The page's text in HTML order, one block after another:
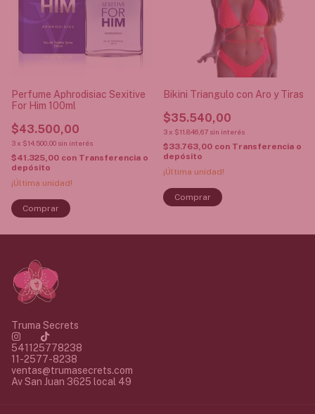
Perfume Aphrodisiac Sexitive
For Him 100ml
$43.500,00
3 x $14.500,00 sin interés
$41.325,00 con Transferencia o
depósito
¡Última unidad!
Bikini Triangulo con Aro y Tiras
$35.540,00
3 x $11.846,67 sin interés
$33.763,00 con Transferencia o
depósito
¡Última unidad!
Comprar
Truma Secrets
541125778238
11-2577-8238
ventas@trumasecrets.com
Av San Juan 3625 local 49